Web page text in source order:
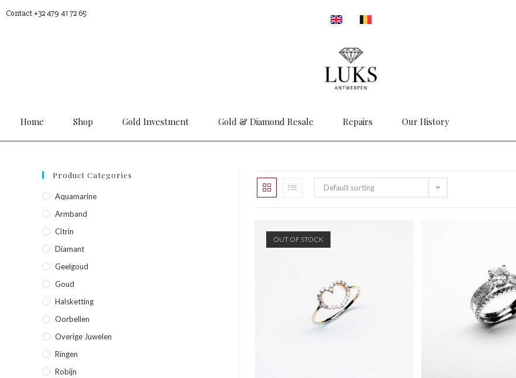
Contact +32 479 41 72 65
Home Shop Gold Investment Gold & Diamond Resale Repairs Our History
Default sorting
OUT OF STOCK
Product Categories
Aquamarine
Armband
Citrin
Diamant
Geelgoud
Goud
Halsketting
Oorbellen
Overige Juwelen
Ringen
Robijn